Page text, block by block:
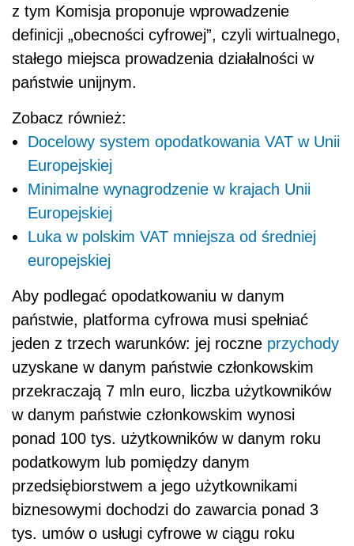
z tym Komisja proponuje wprowadzenie
definicji „obecności cyfrowej”, czyli wirtualnego,
stałego miejsca prowadzenia działalności w
państwie unijnym.
Zobacz również:
Docelowy system opodatkowania VAT w Unii
Europejskiej
Minimalne wynagrodzenie w krajach Unii
Europejskiej
Luka w polskim VAT mniejsza od średniej
europejskiej
Aby podlegać opodatkowaniu w danym
państwie, platforma cyfrowa musi spełniać
jeden z trzech warunków: jej roczne przychody
uzyskane w danym państwie członkowskim
przekraczają 7 mln euro, liczba użytkowników
w danym państwie członkowskim wynosi
ponad 100 tys. użytkowników w danym roku
podatkowym lub pomiędzy danym
przedsiębiorstwem a jego użytkownikami
biznesowymi dochodzi do zawarcia ponad 3
tys. umów o usługi cyfrowe w ciągu roku